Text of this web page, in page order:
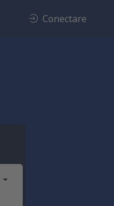
Conectare